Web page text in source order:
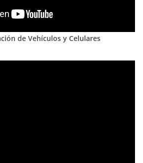
de Vehículos y Celulares